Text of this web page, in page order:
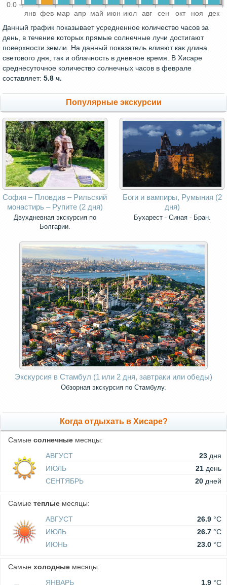
янв фев мар апр май июн июл авг сен окт ноя дек
0.0
Данный график показывает усредненное количество часов за
день, в течение которых прямые солнечные лучи достигают
поверхности земли. На данный показатель влияют как длина
светового дня, так и облачность в дневное время. В Хисаре
среднесуточное количество солнечных часов в феврале
составляет: 5.8 ч.
Популярные экскурсии
София – Пловдив – Рильский
монастирь – Рупите (2 дня)
Двухдневная экскурсия по
Болгарии.
Боги и вампиры, Румыния (2
дня)
Бухарест - Синая - Бран.
Экскурсия в Стамбул (1 или 2 дня, завтраки или обеды)
Обзoрная экскурсия по Стамбулу.
Когда отдыхать в Хисаре?
Самые солнечные месяцы:
АВГУСТ
23 дня
ИЮЛЬ
21 день
СЕНТЯБРЬ
20 дней
Самые теплые месяцы:
АВГУСТ
26.9 °C
ИЮЛЬ
26.7 °C
ИЮНЬ
23.0 °C
Самые холодные месяцы:
ЯНВАРЬ
1.9 °C